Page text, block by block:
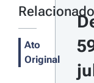
Ato
Original